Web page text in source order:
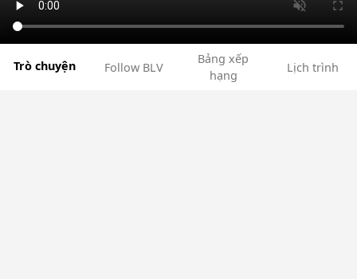
Trò chuyện Follow BLV
Bảng xếp
hạng
Lịch trình